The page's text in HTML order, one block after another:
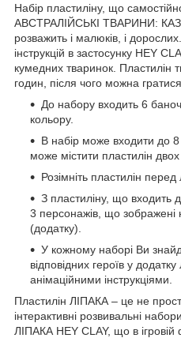
Набір пластиліну, що
АВСТРАЛІЙСЬКІ ТВАРИНИ:
розважить і малюків, і
інструкцій в застосунку HEY
кумедних тваринок. Пластилін
годин, після чого можна
До набору входить 6
кольору.
В набір може входити до 8
може містити пластилін двох
Розімніть пластилін перед
З пластиліну, що входить
3 персонажів, що зображені
(додатку).
У кожному наборі Ви
відповідних героїв у
анімаційними інструкціями.
Пластилін ЛІПАКА – це не
інтерактивні розвивальні
ЛІПАКА HEY CLAY, що в ігровій